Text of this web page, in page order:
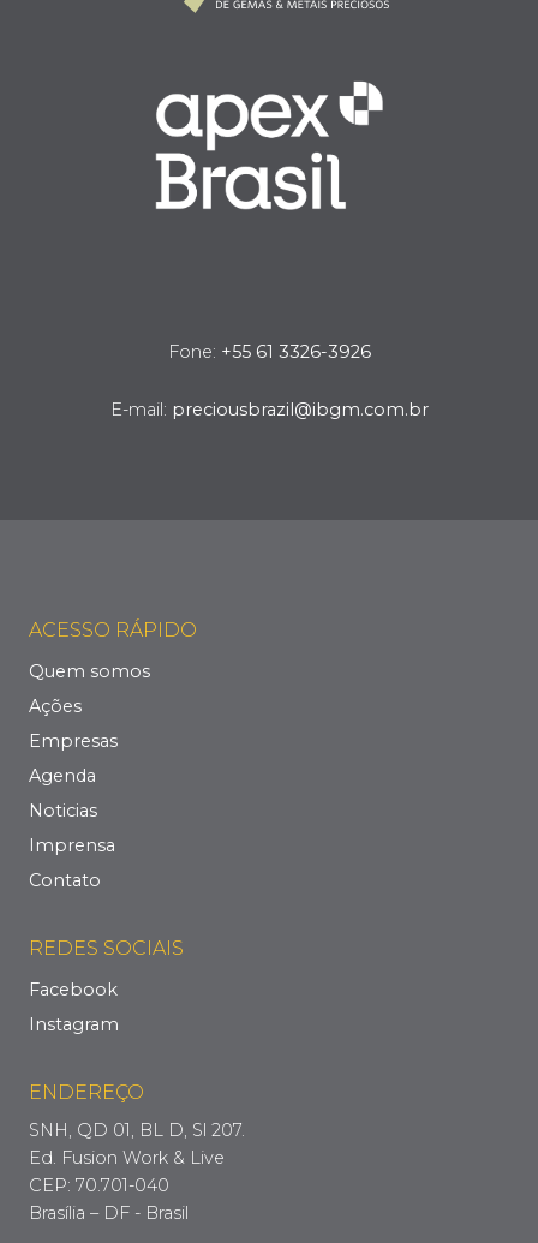
Fone: +55 61 3326-3926
E-mail: preciousbrazil@ibgm.com.br
ACESSO RÁPIDO
Quem somos
Ações
Empresas
Agenda
Noticias
Imprensa
Contato
REDES SOCIAIS
Facebook
Instagram
ENDEREÇO
SNH, QD 01, BL D, Sl 207.
Ed. Fusion Work & Live
CEP: 70.701-040
Brasília – DF - Brasil